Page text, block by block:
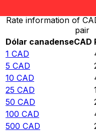
Rate information of
pair
Dólar canadenseCAD
1 CAD
5 CAD
10 CAD
25 CAD
50 CAD
100 CAD
500 CAD